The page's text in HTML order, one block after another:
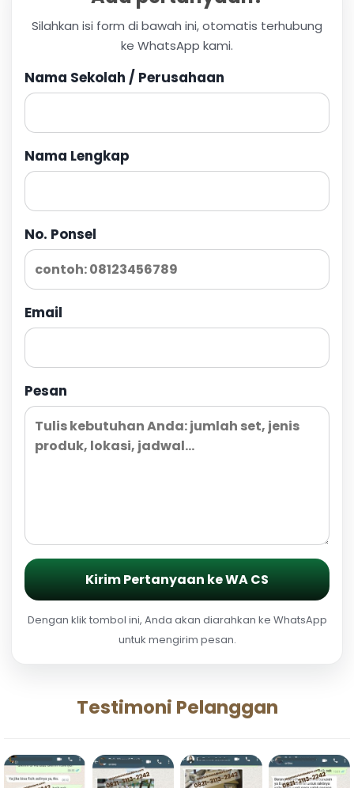
Silahkan isi form di bawah ini, otomatis terhubung
ke WhatsApp kami.
Nama Sekolah / Perusahaan
Nama Lengkap
No. Ponsel
Email
Pesan
Kirim Pertanyaan ke WA CS
Dengan klik tombol ini, Anda akan diarahkan ke WhatsApp
untuk mengirim pesan.
Testimoni Pelanggan